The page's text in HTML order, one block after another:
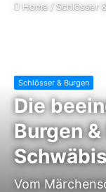
Home/Schlösser
Schlösser & Burgen
Die
Burgen
Vom